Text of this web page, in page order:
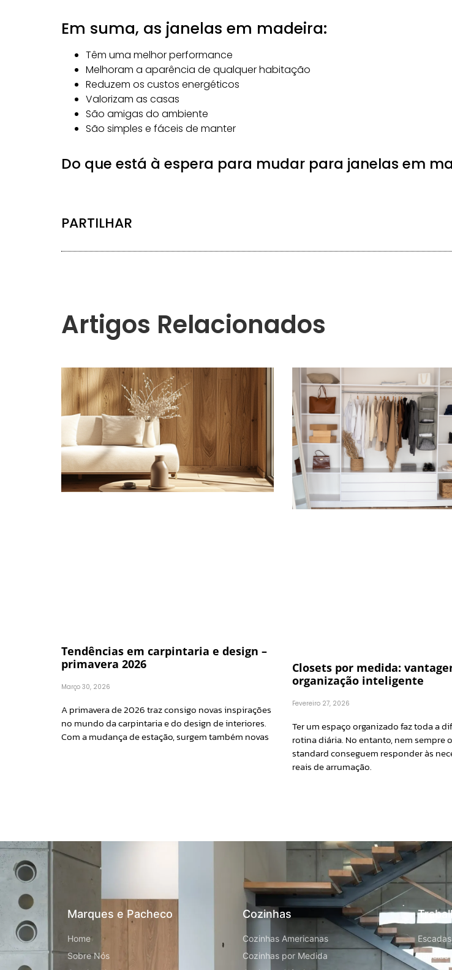
Em suma, as janelas em madeira:
Têm uma melhor performance
Melhoram a aparência de qualquer habitação
Reduzem os custos energéticos
Valorizam as casas
São amigas do ambiente
São simples e fáceis de manter
Do que está à espera para mudar para janelas em
PARTILHAR
Artigos Relacionados
Tendências em carpintaria e design –
primavera 2026
Março 30, 2026
A primavera de 2026 traz consigo novas inspirações
no mundo da carpintaria e do design de interiores.
Com a mudança de estação, surgem também novas
Closets por medida:
organização inteligente
Fevereiro 27, 2026
Ter um espaço organizado faz toda a
rotina diária. No entanto, nem sempre
standard conseguem responder às
reais de arrumação.
Marques e Pacheco
Home
Sobre Nós
Cozinhas
Cozinhas Americanas
Cozinhas por Medida
Escadas
Janelas